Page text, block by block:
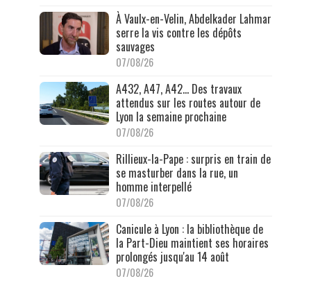
À Vaulx-en-Velin, Abdelkader Lahmar
serre la vis contre les dépôts
sauvages
07/08/26
A432, A47, A42… Des travaux
attendus sur les routes autour de
Lyon la semaine prochaine
07/08/26
Rillieux-la-Pape : surpris en train de
se masturber dans la rue, un
homme interpellé
07/08/26
Canicule à Lyon : la bibliothèque de
la Part-Dieu maintient ses horaires
prolongés jusqu'au 14 août
07/08/26